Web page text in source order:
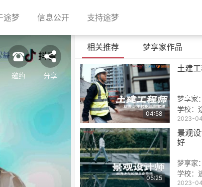
途梦(current)信息公开(current)支持途梦(current)
邀约 分享
相关推荐 梦享家作品
04:58
土建
梦享家
学校：
2023-
05:25
景观
好
梦享家
学校：
2023-